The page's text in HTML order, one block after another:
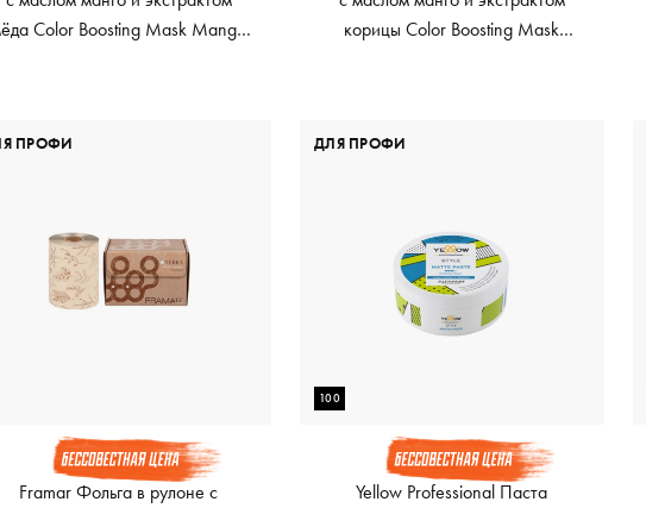
Color Boosting Mask Mango
корицы Color Boosting Mask
Framar Фольга в рулоне с
ПРОФИ
100
Yellow Professional Паста
ДЛЯ ПРОФИ